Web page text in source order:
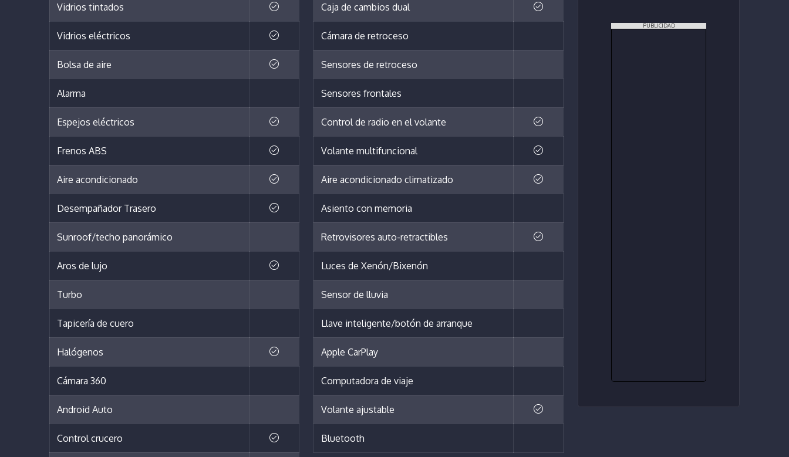
Vidrios tintados
Vidrios eléctricos
Bolsa de aire
Alarma
Espejos eléctricos
Frenos ABS
Aire acondicionado
Desempañador Trasero
Sunroof/techo panorámico
Aros de lujo
Turbo
Tapicería de cuero
Halógenos
Cámara 360
Android Auto
Control crucero
Caja de cambios dual
Cámara de retroceso
Sensores de retroceso
Sensores frontales
Control de radio en el volante
Volante multifuncional
Aire acondicionado climatizado
Asiento con memoria
Retrovisores auto-retractibles
Luces de Xenón/Bixenón
Sensor de lluvia
Llave inteligente/botón de arranque
Apple CarPlay
Computadora de viaje
Volante ajustable
Bluetooth
PUBLICIDAD